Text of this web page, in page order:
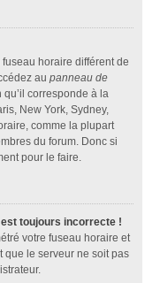
horaire différent de
au panneau de
corresponde à la
New York, Sydney,
comme la plupart
du forum. Donc si
pour le faire.
est toujours incorrecte !
votre fuseau horaire et
que le serveur ne soit pas